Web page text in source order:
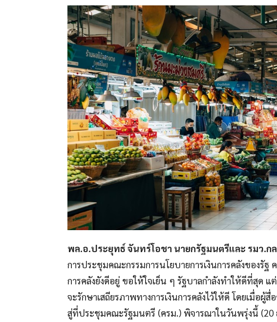
พล.อ.ประยุทธ์ จันทร์โอชา นายกรัฐมนตรีและ รมว.ก
การประชุมคณะกรรมการนโยบายการเงินการคลังของรัฐ
การคลังยังดีอยู่ ขอให้ใจเย็น ๆ รัฐบาลกำลังทำให้ดีที่สุด แ
จะรักษาเสถียรภาพทางการเงินการคลังไว้ให้ดี โดยเมื่อผู้
สู่ที่ประชุมคณะรัฐมนตรี (ครม.) พิจารณาในวันพรุ่งนี้ (20